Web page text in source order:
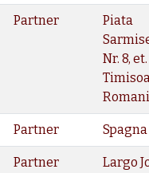
Partner
Piata
Nr. 8, et.
Partner Spagna
Partner
Largo